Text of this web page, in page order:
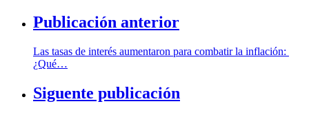
Publicación anterior
Las tasas de interés aumentaron para combatir la inflación:
¿Qué…
Siguente publicación